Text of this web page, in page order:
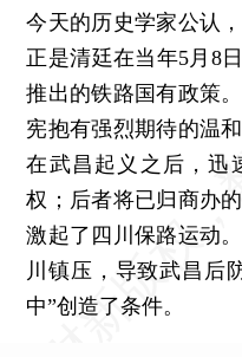
今天的历史学家公认
正是清廷在当年5月8
推出的铁路国有政策
宪抱有强烈期待的温
在武昌起义之后，迅
权；后者将已归商办
激起了四川保路运动
川镇压，导致武昌后
中”创造了条件。